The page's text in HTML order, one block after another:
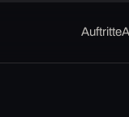
Auftritte